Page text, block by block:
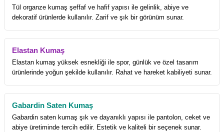
Tül organze kumaş şeffaf ve hafif yapısı ile gelinlik, abiye ve
dekoratif ürünlerde kullanılır. Zarif ve şık bir görünüm sunar.
Elastan Kumaş
Elastan kumaş yüksek esnekliği ile spor, günlük ve özel tasarım
ürünlerinde yoğun şekilde kullanılır. Rahat ve hareket kabiliyeti sunar.
Gabardin Saten Kumaş
Gabardin saten kumaş şık ve dayanıklı yapısı ile pantolon, ceket ve
abiye üretiminde tercih edilir. Estetik ve kaliteli bir seçenek sunar.